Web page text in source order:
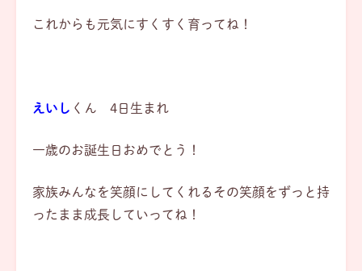
これからも元気にすくすく育ってね！
えいし くん 4日生まれ
一歳のお誕生日おめでとう！
家族みんなを笑顔にしてくれるその笑顔をずっと持
ったまま成長していってね！